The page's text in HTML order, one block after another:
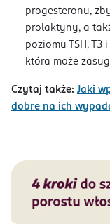
progesteronu,
prolaktyny, a
poziomu TSH,
która może
Czytaj także: Jaki
dobre na ich